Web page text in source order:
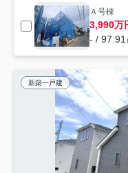
Ａ号棟
3,990万
- / 97.91
新築一戸建